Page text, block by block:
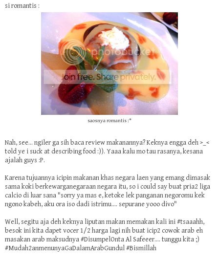
si romantis :
saosnya romantis :*
Nah, see... ngiler ga sih baca review makanannya? Keknya engga deh >_<
told ye i suck at describing food :)). Yaaa kalu mo tau rasanya, kesana
ajalah guys :P.
Karena tujuannya icipin makanan khas negara laen yang emang dimasak
sama koki berkewarganegaraan negara itu, so i could say buat pria2 liga
calcio di luar sana "sorry ya mas e, ketoke lek panganan negoromu kek
ngono kabeh, aku ora iso dadi istrimu.... sepurane yooo divo"
Well, segitu aja deh keknya liputan makan memakan kali ini #tsaaahh,
besok ini kita dapet vocer 1/2 harga lagi nih buat icip2 cowok arab eh
masakan arab maksudnya #DisumpelOnta Al Safeeer.... tunggu kita ;)
#Mudah2anmenunyaGaDalamArabGundul #Bismillah